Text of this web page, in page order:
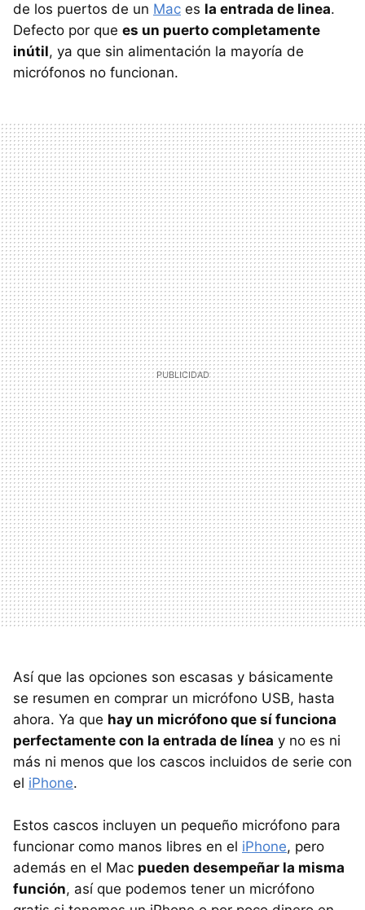
de los puertos de un Mac es la entrada de linea.
Defecto por que es un puerto completamente
inútil, ya que sin alimentación la mayoría de
micrófonos no funcionan.
Así que las opciones son escasas y básicamente
se resumen en comprar un micrófono USB, hasta
ahora. Ya que hay un micrófono que sí funciona
perfectamente con la entrada de línea y no es ni
más ni menos que los cascos incluidos de serie con
el iPhone.
Estos cascos incluyen un pequeño micrófono para
funcionar como manos libres en el iPhone, pero
además en el Mac pueden desempeñar la misma
función, así que podemos tener un micrófono